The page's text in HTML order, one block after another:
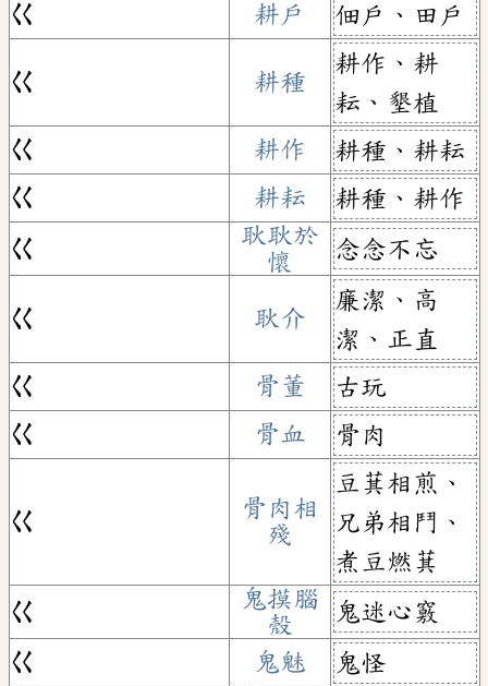
ㄍ
耕戶 佃戶、田戶
ㄍ 耕種
耕作、耕
耘、墾植
ㄍ
耕作
耕種、耕耘
ㄍ
耕耘
耕種、耕作
ㄍ
耿耿於
懷
念念不忘
ㄍ 耿介
廉潔、高
潔、正直
ㄍ
骨董
古玩
ㄍ
骨血 骨肉
ㄍ
骨肉相
殘
豆萁相煎、
兄弟相鬥、
煮豆燃萁
ㄍ
鬼摸腦
殼
鬼迷心竅
ㄍ
鬼魅
鬼怪